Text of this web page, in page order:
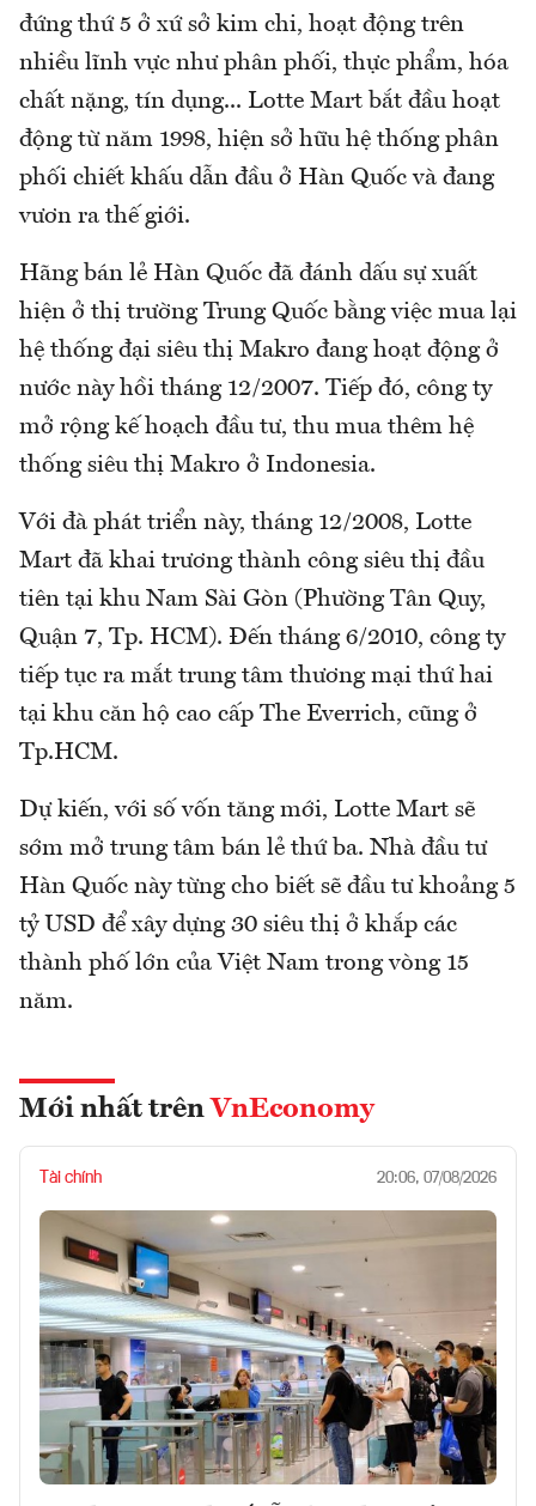
đứng thứ 5 ở xứ sở kim chi, hoạt động trên
nhiều lĩnh vực như phân phối, thực phẩm, hóa
chất nặng, tín dụng... Lotte Mart bắt đầu hoạt
động từ năm 1998, hiện sở hữu hệ thống phân
phối chiết khấu dẫn đầu ở Hàn Quốc và đang
vươn ra thế giới.
Hãng bán lẻ Hàn Quốc đã đánh dấu sự xuất
hiện ở thị trường Trung Quốc bằng việc mua lại
hệ thống đại siêu thị Makro đang hoạt động ở
nước này hồi tháng 12/2007. Tiếp đó, công ty
mở rộng kế hoạch đầu tư, thu mua thêm hệ
thống siêu thị Makro ở Indonesia.
Với đà phát triển này, tháng 12/2008, Lotte
Mart đã khai trương thành công siêu thị đầu
tiên tại khu Nam Sài Gòn (Phường Tân Quy,
Quận 7, Tp. HCM). Đến tháng 6/2010, công ty
tiếp tục ra mắt trung tâm thương mại thứ hai
tại khu căn hộ cao cấp The Everrich, cũng ở
Tp.HCM.
Dự kiến, với số vốn tăng mới, Lotte Mart sẽ
sớm mở trung tâm bán lẻ thứ ba. Nhà đầu tư
Hàn Quốc này từng cho biết sẽ đầu tư khoảng 5
tỷ USD để xây dựng 30 siêu thị ở khắp các
thành phố lớn của Việt Nam trong vòng 15
năm.
Mới nhất trên VnEconomy
Tài chính 20:06, 07/08/2026